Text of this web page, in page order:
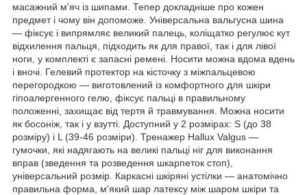
масажний м'яч із шипами. Тепер докладніше про кожен
предмет і чому він допоможе. Універсальна вальгусна шина
— фіксує і випрямляє великий палець, коліщатко регулює кут
відхилення пальця, підходить як для правої, так і для лівої
ноги, у комплекті є запасні ремені. Носити можна вдома вдень
і вночі. Гелевий протектор на кісточку з міжпальцевою
перегородкою — виготовлений із комфортного для шкіри
гіпоалергенного гелю, фіксує пальці в правильному
положенні, захищає від тертя й травмування. Можна носити
як босоніж, так і у взутті. Доступний у 2 розмірах: S (до 38
розміру) і L (39-46 розміри). Тренажер Hallux Valgus —
гумочки, які надягають на великі пальці ніг для виконання
вправ (зведення та розведення шкарпеток стоп),
універсальний розмір. Каркасні шкіряні устілки — анатомічно
правильна форма, м'який шар латексу між шаром шкіри та